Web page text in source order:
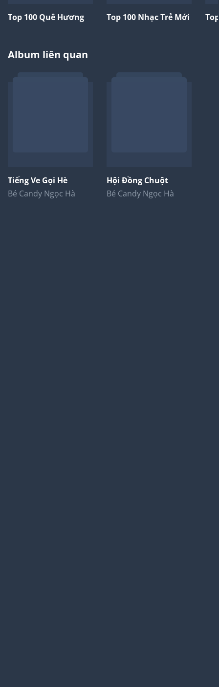
Top 100 Quê Hương Top 100 Nhạc Trẻ Mới
Album liên quan
Tiếng Ve Gọi Hè
Bé Candy Ngọc Hà
Hội Đồng Chuột
Bé Candy Ngọc Hà